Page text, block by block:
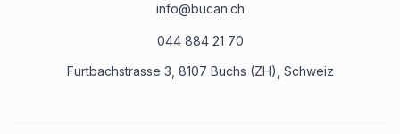
info@bucan.ch
044 884 21 70
Furtbachstrasse 3, 8107 Buchs (ZH), Schweiz